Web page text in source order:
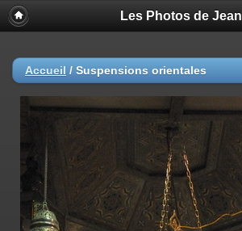
Les Photos de Jean
Accueil / Suspensions orientales